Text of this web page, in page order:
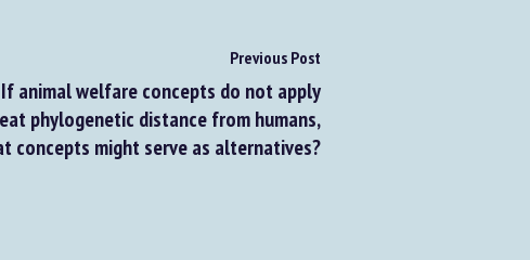
Previous Post
animal welfare concepts do not apply
phylogenetic distance from humans,
concepts might serve as alternatives?